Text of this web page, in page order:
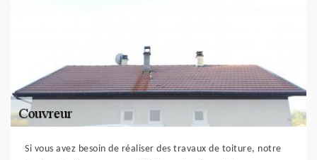
Si vous avez besoin de réaliser des travaux de toiture, notre